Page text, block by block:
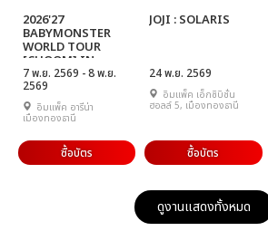
2026'27
BABYMONSTER
WORLD TOUR
[CHOOM] IN
BANGKOK
7 พ.ย. 2569 - 8 พ.ย.
2569
อิมแพ็ค อารีน่า
เมืองทองธานี
ซื้อบัตร
JOJI : SOLARIS
24 พ.ย. 2569
อิมแพ็ค เอ็กซิบิชั่น
ฮอลล์ 5, เมืองทองธานี
ซื้อบัตร
ดูงานแสดงทั้งหมด